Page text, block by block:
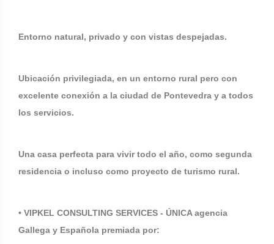
Entorno natural, privado y con vistas despejadas.
Ubicación privilegiada, en un entorno rural pero con
excelente conexión a la ciudad de Pontevedra y a todos
los servicios.
Una casa perfecta para vivir todo el año, como segunda
residencia o incluso como proyecto de turismo rural.
• VIPKEL CONSULTING SERVICES - ÚNICA agencia
Gallega y Española premiada por: